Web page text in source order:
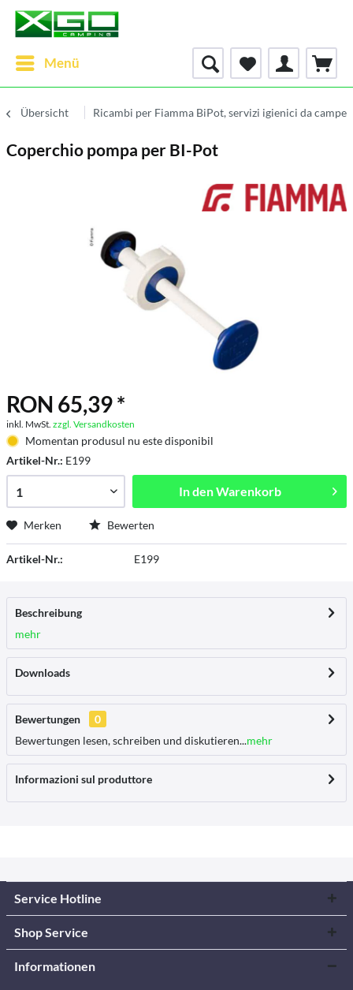
Menü
Übersicht Ricambi per Fiamma BiPot, servizi igienici da
Coperchio pompa per BI-Pot
RON 65,39 *
inkl. MwSt. zzgl. Versandkosten
Momentan produsul nu este disponibil
Artikel-Nr.: E199
In denWarenkorb
Merken Bewerten
Artikel-Nr.: E199
Beschreibung
mehr
Downloads
Bewertungen
0
Bewertungen lesen, schreiben und diskutieren...mehr
Informazioni sul produttore
Service Hotline
Shop Service
Informationen